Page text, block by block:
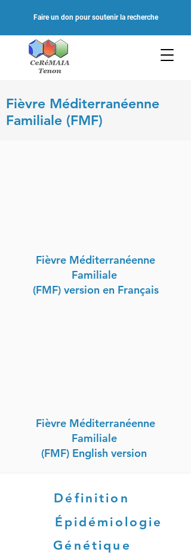
Faire un don pour soutenir la recherche
Fièvre Méditerranéenne
Familiale (FMF)
Fièvre Méditerranéenne
Familiale
(FMF) version en Français
Fièvre Méditerranéenne
Familiale
(FMF) English version
Définition
Épidémiologie
Génétique